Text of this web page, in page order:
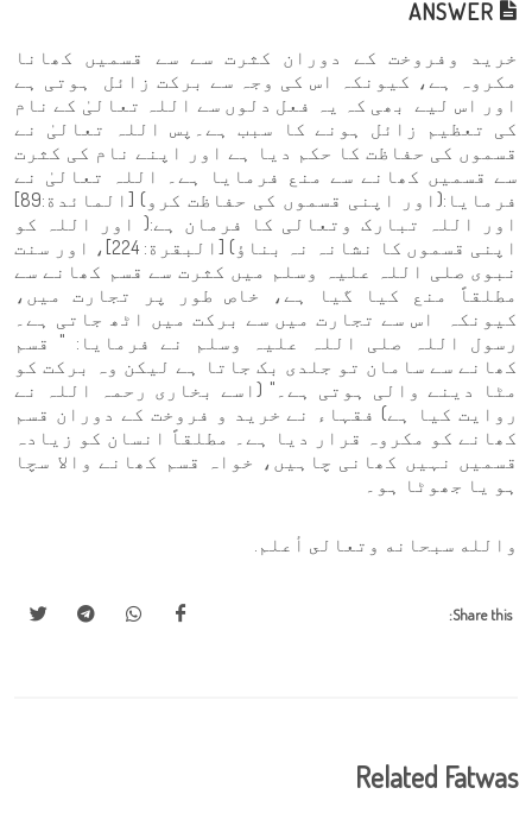
خرید وفروخت کے دوران کثرت سے سے قسمیں کھانا
مکروہ ہے، کیونکہ اس کی وجہ سے برکت زائل ہوتی ہے
اور اس لیے بھی کہ یہ فعل دلوں سے اللہ تعالیٰ کے نام
کی تعظیم زائل ہونے کا سبب ہے۔پس اللہ تعالیٰ نے
قسموں کی حفاظت کا حکم دیا ہے اور اپنے نام کی کثرت
سے قسمیں کھانے سے منع فرمایا ہے۔ اللہ تعالیٰ نے
فرمایا:(اور اپنی قسموں کی حفاظت کرو) [المائدة:89]
اور اللہ تبارک وتعالی کا فرمان ہے:( اور اللہ کو
اپنی قسموں کا نشانہ نہ بناؤ) [البقرة: 224]، اور سنت
نبوی صلی اللہ علیہ وسلم میں کثرت سے قسم کھانے سے
مطلقاً منع کیا گیا ہے، خاص طور پر تجارت میں،
کیونکہ اس سے تجارت میں سے برکت میں اٹھ جاتی ہے۔
رسول اللہ صلی اللہ علیہ وسلم نے فرمایا: " قسم
کھانے سے سامان تو جلدی بک جاتا ہے لیکن وہ برکت کو
مٹا دینے والی ہوتی ہے۔" (اسے بخاری رحمہ اللہ نے
روایت کیا ہے) فقہاء نے خرید و فروخت کے دوران قسم
کھانے کو مکروہ قرار دیا ہے۔ مطلقاً انسان کو زیادہ
قسمیں نہیں کھانی چاہیں، خواہ قسم کھانے والا سچا
ہو یا جھوٹا ہو۔
والله سبحانه وتعالى أعلم.
Share this:
Related Fatwas